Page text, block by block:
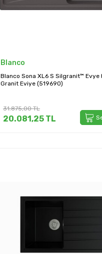
Blanco
Blanco Sona XL6 S Silgranit™ Evye
Granit Eviye (519690)
31.875,00TL
20.081,25 TL